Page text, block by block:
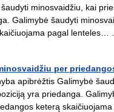
minosvaidžiu, kai
Galimybė šaudyti
pagal
per
apibrėžtis Galimybė
yra priedanga.
keterą